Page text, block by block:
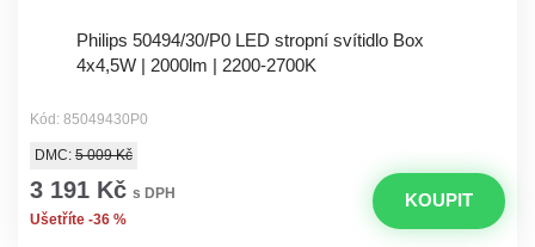
Philips 50494/30/P0 LED stropní svítidlo Box
4x4,5W | 2000lm | 2200-2700K
Kód: 85049430P0
DMC: 5 009 Kč
3 191 Kč s DPH
Ušetříte -36 %
KOUPIT